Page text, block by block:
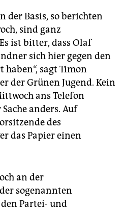
der Basis, so berichten
sind ganz
ist bitter, dass Olaf
sich hier gegen den
sagt Timon
der Grünen Jugend. Kein
ans Telefon
anders. Auf
des
das Papier einen
an der
sogenannten
den Partei- und